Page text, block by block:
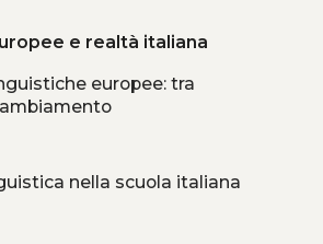
e realtà italiana
europee: tra
nella scuola italiana